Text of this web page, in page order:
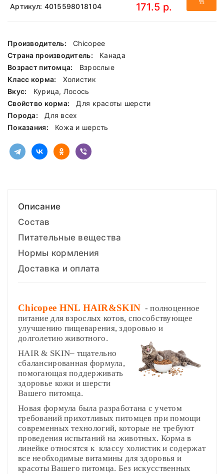
Артикул: 4015598018104
171.5 р.
Производитель:
Chicopee
Страна производитель:
Канада
Возраст питомца:
Взрослые
Класс корма:
Холистик
Вкус:
Курица, Лосось
Свойство корма:
Для красоты шерсти
Порода:
Для всех
Показания:
Кожа и шерсть
Описание
Состав
Питательные вещества
Нормы кормления
Доставка и оплата
Chicopee HNL HAIR&SKIN - полноценное
питание для взрослых котов, способствующее
улучшению пищеварения, здоровью и
долголетию животного.
HAIR & SKIN– тщательно
сбалансированная формула,
помогающая поддерживать
здоровье кожи и шерсти
Вашего питомца.
Новая формула была разработана с учетом
требований прихотливых питомцев при помощи
современных технологий, которые не требуют
проведения испытаний на животных. Корма в
линейке относятся к классу холистик и содержат
все необходимые витамины для здоровья и
красоты Вашего питомца. Без искусственных